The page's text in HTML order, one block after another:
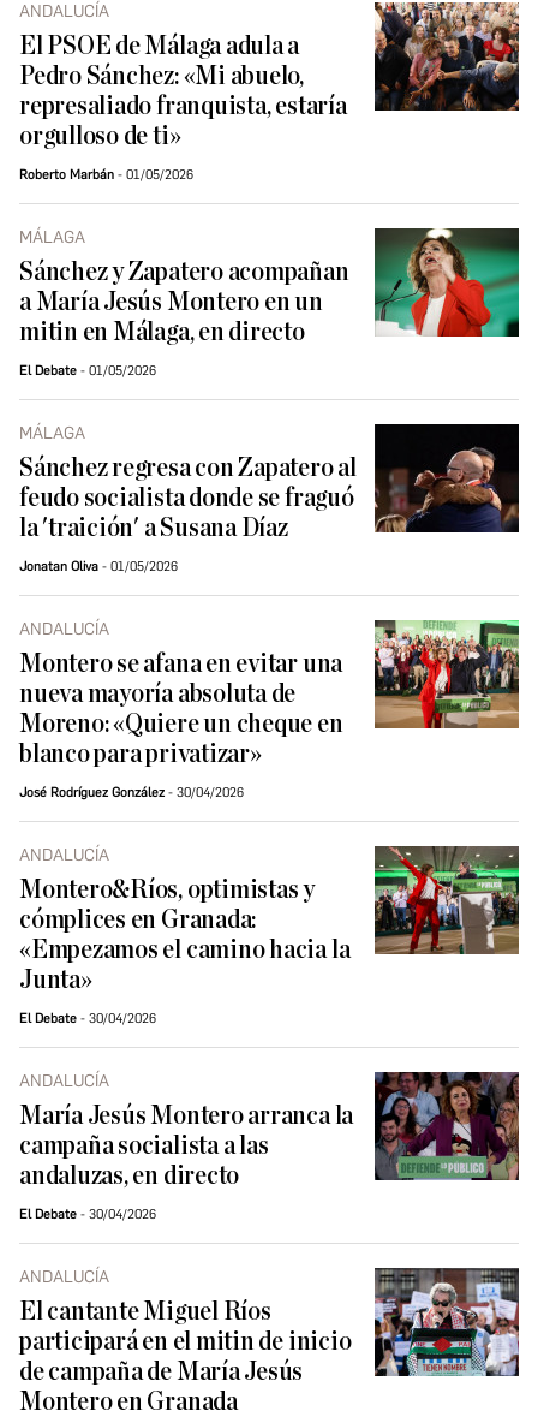
ANDALUCÍA
El PSOE de Málaga adula a
Pedro Sánchez: «Mi abuelo,
represaliado franquista, estaría
orgulloso de ti»
Roberto Marbán 01/05/2026
MÁLAGA
Sánchez y Zapatero acompañan
a María Jesús Montero en un
mitin en Málaga, en directo
El Debate 01/05/2026
MÁLAGA
Sánchez regresa con Zapatero al
feudo socialista donde se fraguó
la 'traición' a Susana Díaz
Jonatan Oliva 01/05/2026
ANDALUCÍA
Montero se afana en evitar una
nueva mayoría absoluta de
Moreno: «Quiere un cheque en
blanco para privatizar»
José Rodríguez González 30/04/2026
ANDALUCÍA
Montero&Ríos, optimistas y
cómplices en Granada:
«Empezamos el camino hacia la
Junta»
El Debate 30/04/2026
ANDALUCÍA
María Jesús Montero arranca la
campaña socialista a las
andaluzas, en directo
El Debate 30/04/2026
ANDALUCÍA
El cantante Miguel Ríos
participará en el mitin de inicio
de campaña de María Jesús
Montero en Granada